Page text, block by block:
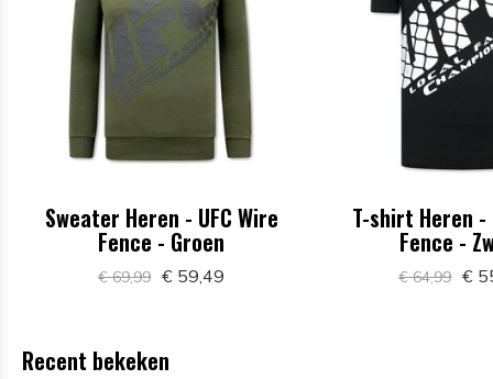
Sweater Heren - UFC Wire
Fence - Groen
€ 69,99 € 59,49
T-shirt Heren -
Fence -
€ 64,99 €
Recent bekeken